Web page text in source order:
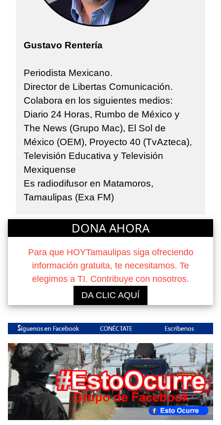
Gustavo Rentería
Periodista Mexicano.
Director de Libertas Comunicación.
Colabora en los siguientes medios:
Diario 24 Horas, Rumbo de México y
The News (Grupo Mac), El Sol de
México (OEM), Proyecto 40 (TvAzteca),
Televisión Educativa y Televisión
Mexiquense
Es radiodifusor en Matamoros,
Tamaulipas (Exa FM)
DONA AHORA
Para que HOYTamaulipas siga ofreciendo
información gratuita, te necesitamos. Te
elegimos a TI. Contribuye con nosotros.
DA CLIC AQUÍ